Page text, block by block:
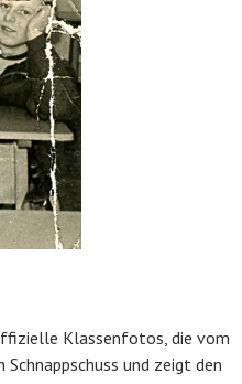
Klassenfotos, die vom
und zeigt den